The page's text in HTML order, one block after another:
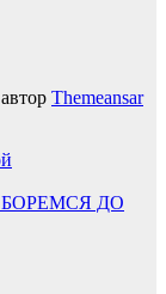
Themeansar
ДО